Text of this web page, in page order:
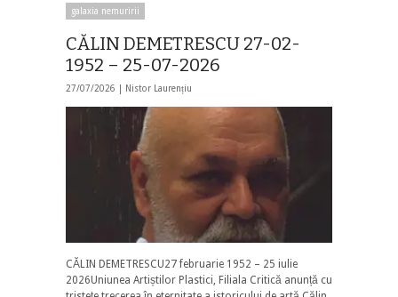
galaxia nemuririi
CĂLIN DEMETRESCU 27-02-
1952 – 25-07-2026
27/07/2026 | Nistor Laurențiu
CĂLIN DEMETRESCU27 februarie 1952 – 25 iulie
2026Uniunea Artiștilor Plastici, Filiala Critică anunță cu